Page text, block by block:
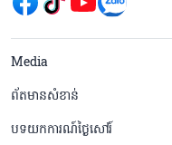
menu footer
Media
ព័តមានសំខាន់
បទយកការណ៍ថ្ងៃសៅរ៍